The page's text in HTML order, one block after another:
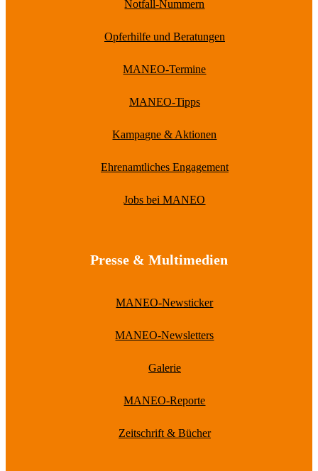
Notfall-Nummern
Opferhilfe und Beratungen
MANEO-Termine
MANEO-Tipps
Kampagne & Aktionen
Ehrenamtliches Engagement
Jobs bei MANEO
Presse & Multimedien
MANEO-Newsticker
MANEO-Newsletters
Galerie
MANEO-Reporte
Zeitschrift & Bücher